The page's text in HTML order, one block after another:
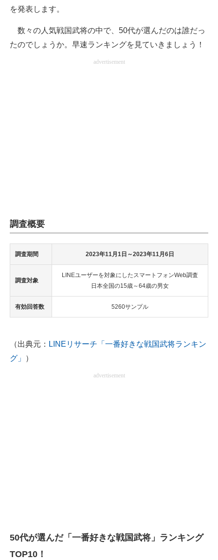
好きが集まる 比べて選べる
ビジネスと働き方のヒント
モノづくり技術者専門サイト
エネルギーの専門メディア
建設×テクノロジーの最前線
を発表します。
数々の人気戦国武将の中で、50代が選んだのは誰だっ
たのでしょうか。早速ランキングを見ていきましょう！
advertisement
調査概要
調査期間 2023年11月1日～2023年11月6日
調査対象
LINEユーザーを対象にしたスマートフォンWeb調査
日本全国の15歳～64歳の男女
有効回答数 5260サンプル
（出典元： LINEリサーチ「一番好きな戦国武将ランキン
グ」
）
advertisement
50代が選んだ「一番好きな戦国武将」ランキング
TOP10！